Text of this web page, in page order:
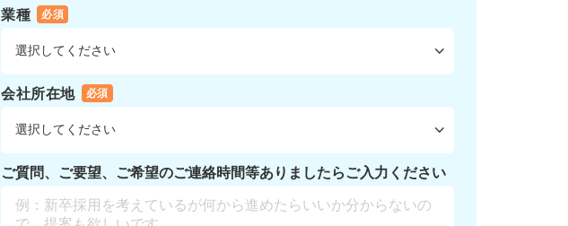
業種 必須
会社所在地 必須
ご質問、ご要望、ご希望のご連絡時間等ありましたらご入力ください